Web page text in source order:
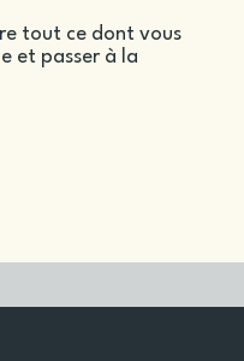
tout ce dont vous
et passer à la